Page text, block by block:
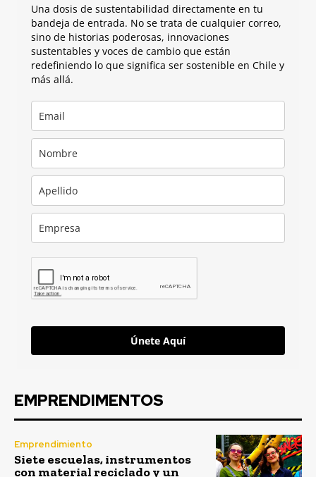
Una dosis de sustentabilidad directamente en tu
bandeja de entrada. No se trata de cualquier correo,
sino de historias poderosas, innovaciones
sustentables y voces de cambio que están
redefiniendo lo que significa ser sostenible en Chile y
más allá.
Únete Aquí
EMPRENDIMENTOS
Emprendimiento
Siete escuelas, instrumentos
con material reciclado y un